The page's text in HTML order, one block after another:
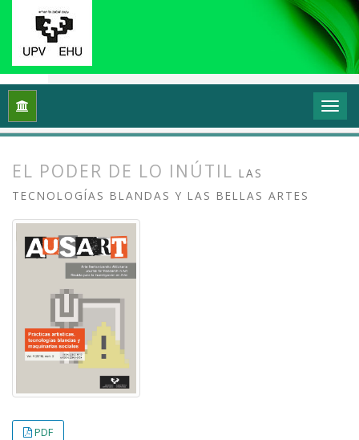
Inicio Vol. 4 Núm. 2 (2016): Prácticas artísticas,
EL PODER DE LO INÚTIL LAS
TECNOLOGÍAS BLANDAS Y LAS BELLAS ARTES
PDF